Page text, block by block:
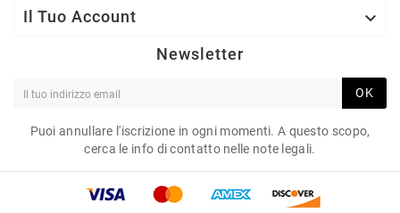
Il Tuo Account 
Newsletter
OK
Puoi annullare l'iscrizione in ogni momenti. A questo scopo,
cerca le info di contatto nelle note legali.